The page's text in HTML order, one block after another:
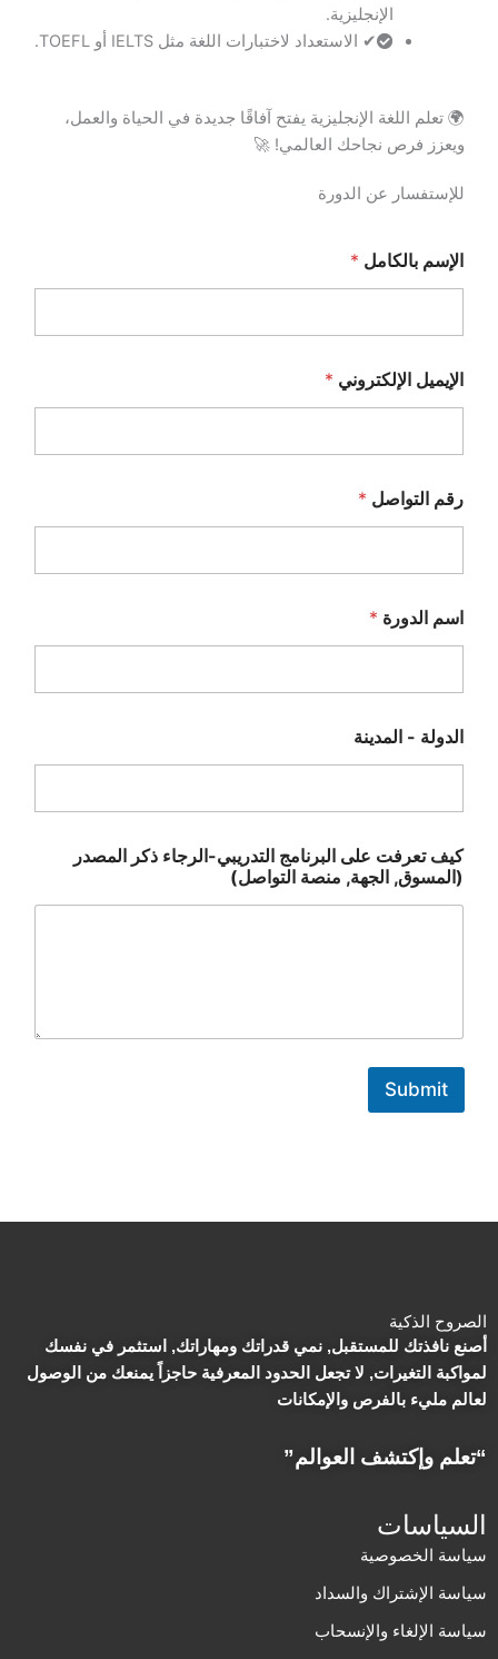
الإنجليزية.
✔ الاستعداد لاختبارات اللغة مثل IELTS أو TOEFL.
🌍 تعلم اللغة الإنجليزية يفتح آفاقًا جديدة في الحياة والعمل،
ويعزز فرص نجاحك العالمي! 🚀
للإستفسار عن الدورة
الإسم بالكامل *
الإيميل الإلكتروني *
رقم التواصل *
اسم الدورة *
الدولة - المدينة
ل
د
و
ص
*
كيف تعرفت على البرنامج التدريبي-الرجاء ذكر المصدر
(المسوق, الجهة, منصة التواصل)
Submit
الصروح الذكية
أصنع نافذتك للمستقبل, نمي قدراتك ومهاراتك, استثمر في نفسك
لمواكبة التغيرات, لا تجعل الحدود المعرفية حاجزاً يمنعك من الوصول
لعالم مليء بالفرص والإمكانات
“تعلم وإكتشف العوالم”
السياسات
سياسة الخصوصية
سياسة الإشتراك والسداد
سياسة الإلغاء والإنسحاب